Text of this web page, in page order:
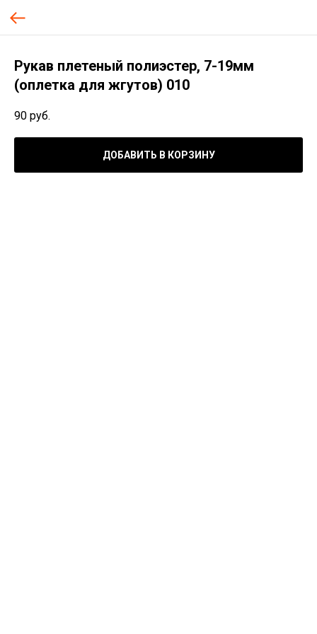
Рукав плетеный полиэстер, 7-19мм
(оплетка для жгутов) 010
90 руб.
ДОБАВИТЬ В КОРЗИНУ